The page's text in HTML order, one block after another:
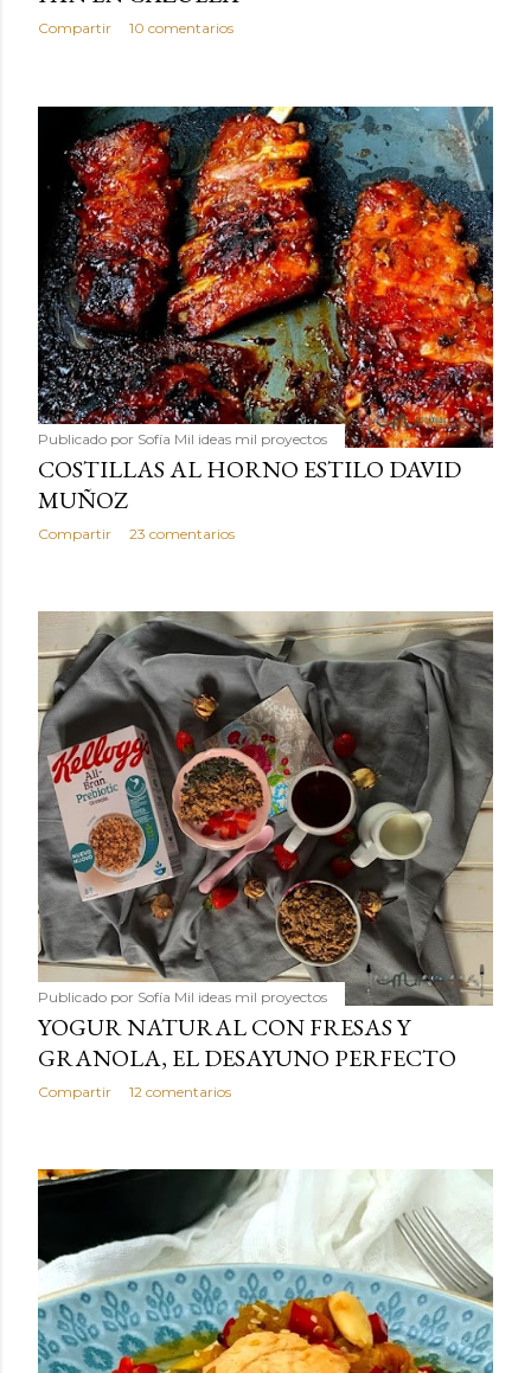
Compartir 10 comentarios
Publicado por Sofía Mil ideas mil proyectos
COSTILLAS AL HORNO ESTILO DAVID
MUÑOZ
Compartir 23 comentarios
Publicado por Sofía Mil ideas mil proyectos
YOGUR NATURAL CON FRESAS Y
GRANOLA, EL DESAYUNO PERFECTO
Compartir 12 comentarios